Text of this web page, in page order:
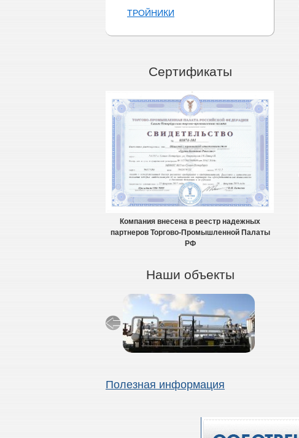
ТРОЙНИКИ
Сертификаты
Компания внесена в реестр надежных
партнеров Торгово-Промышленной Палаты
РФ
Наши объекты
Полезная информация